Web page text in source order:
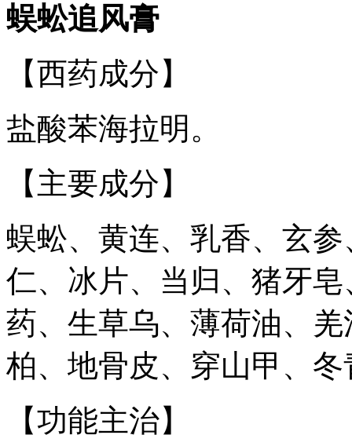
蜈蚣追风膏
【西药成分】
盐酸苯海拉明。
【主要成分】
蜈蚣、黄连、乳香、玄
仁、冰片、当归、猪牙
药、生草乌、薄荷油、
柏、地骨皮、穿山甲、
【功能主治】